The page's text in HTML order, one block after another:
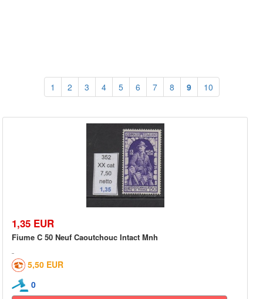
1 2 3 4 5 6 7 8 9 10
1,35 EUR
Fiume C 50 Neuf Caoutchouc Intact Mnh
5,50 EUR
0